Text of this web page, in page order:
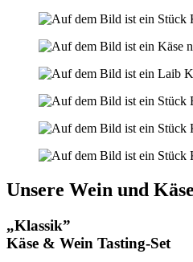
Unsere Wein und
„Klassik”
Käse & Wein Tasting-Set